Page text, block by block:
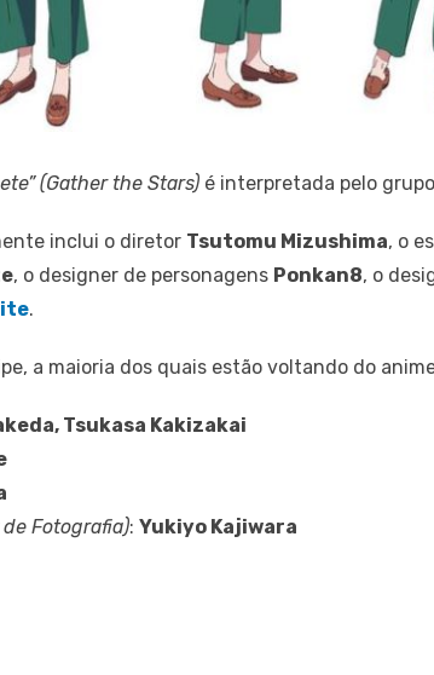
(Gather the Stars) é interpretada pelo
inclui o diretor Tsutomu Mizushima, o
, o designer de personagens Ponkan8, o
.
a maioria dos quais estão voltando do
Tsukasa Kakizakai
Fotografia): Yukiyo Kajiwara